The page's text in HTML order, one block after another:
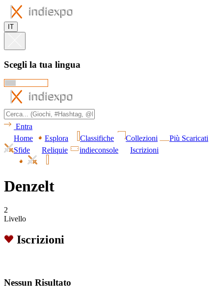
IT
Scegli la tua lingua
Entra
Home
Esplora Classifiche Collezioni
Più Scaricati
Sfide
Reliquie indieconsole Iscrizioni
Denzelt
2
Livello
Iscrizioni
Nessun Risultato